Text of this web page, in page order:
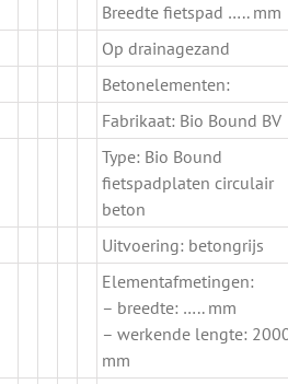
Breedte fietspad ….. mm
Op drainagezand
Betonelementen:
Fabrikaat: Bio Bound BV
Type: Bio Bound
fietspadplaten circulair
beton
Uitvoering: betongrijs
Elementafmetingen:
– breedte: ….. mm
– werkende lengte:
mm